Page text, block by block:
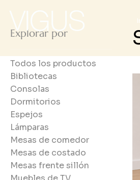
Explorar por
Todos los productos
Bibliotecas
Consolas
Dormitorios
Espejos
Lámparas
Mesas de comedor
Mesas de costado
Mesas frente sillón